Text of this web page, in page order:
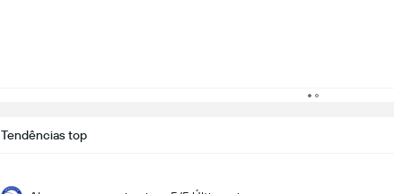
Tendências top